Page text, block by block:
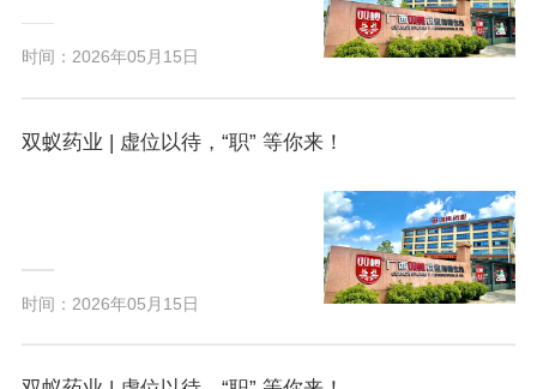
时间：2026年05月15日
双蚁药业 | 虚位以待，“职” 等你来！
时间：2026年05月15日